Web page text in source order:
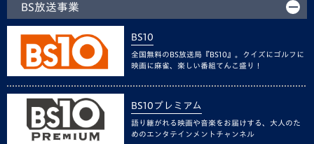
BS放送事業
BS10
全国無料のBS放送局『BS10』。クイズにゴルフに
映画に麻雀、楽しい番組てんこ盛り！
BS10プレミアム
語り継がれる映画や音楽をお届けする、大人のた
めのエンタテインメントチャンネル